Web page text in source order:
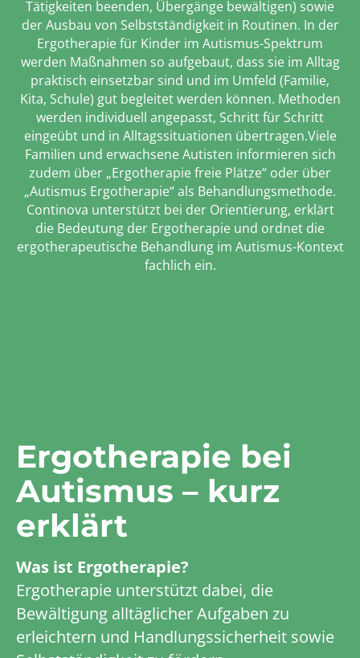
Tätigkeiten beenden, Übergänge bewältigen) sowie
der Ausbau von Selbstständigkeit in Routinen. In der
Ergotherapie für Kinder im Autismus-Spektrum
werden Maßnahmen so aufgebaut, dass sie im Alltag
praktisch einsetzbar sind und im Umfeld (Familie,
Kita, Schule) gut begleitet werden können. Methoden
werden individuell angepasst, Schritt für Schritt
eingeübt und in Alltagssituationen übertragen.Viele
Familien und erwachsene Autisten informieren sich
zudem über „Ergotherapie freie Plätze“ oder über
„Autismus Ergotherapie“ als Behandlungsmethode.
Continova unterstützt bei der Orientierung, erklärt
die Bedeutung der Ergotherapie und ordnet die
ergotherapeutische Behandlung im Autismus-Kontext
fachlich ein.
Ergotherapie bei
Autismus – kurz
erklärt
Was ist Ergotherapie?
Ergotherapie unterstützt dabei, die
Bewältigung alltäglicher Aufgaben zu
erleichtern und Handlungssicherheit sowie